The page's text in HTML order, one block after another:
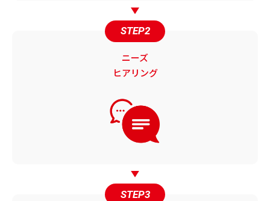
STEP2
ニーズ
ヒアリング
STEP3